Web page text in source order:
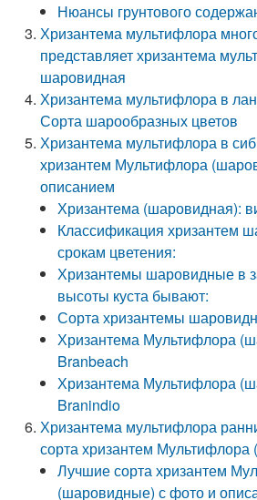
Нюансы грунтового
Хризантема мультифлора
представляет хризантема
шаровидная
Хризантема мультифлора в
Сорта шарообразных цветов
Хризантема мультифлора в
хризантем Мультифлора
описанием
Хризантема (шаровидная):
Классификация хризантем
срокам цветения:
Хризантемы шаровидные в
высоты куста бывают:
Сорта хризантемы
Хризантема Мультифлора
Branbeach
Хризантема Мультифлора
Branindio
Хризантема мультифлора
сорта хризантем
Лучшие сорта хризантем
(шаровидные) с фото и